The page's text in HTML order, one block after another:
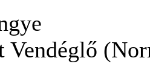
Vendéglő